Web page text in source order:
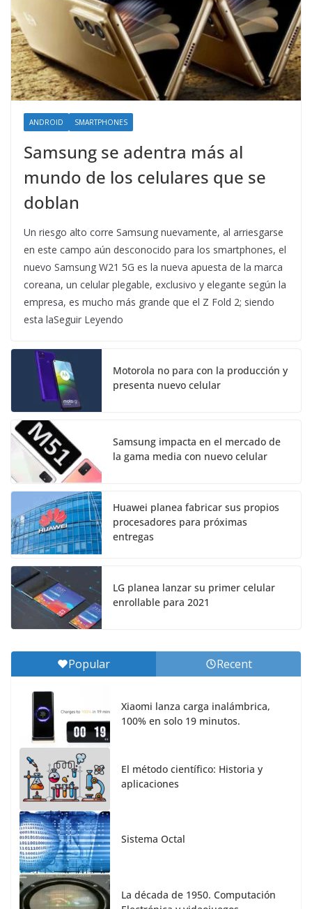
ANDROID SMARTPHONES
Samsung se adentra más al
mundo de los celulares que se
doblan
Un riesgo alto corre Samsung nuevamente, al arriesgarse
en este campo aún desconocido para los smartphones, el
nuevo Samsung W21 5G es la nueva apuesta de la marca
coreana, un celular plegable, exclusivo y elegante según la
empresa, es mucho más grande que el Z Fold 2; siendo
esta laSeguir Leyendo
Motorola no para con la producción y
presenta nuevo celular
Samsung impacta en el mercado de
la gama media con nuevo celular
Huawei planea fabricar sus propios
procesadores para próximas
entregas
LG planea lanzar su primer celular
enrollable para 2021
Popular Recent
Xiaomi lanza carga inalámbrica,
100% en solo 19 minutos.
El método científico: Historia y
aplicaciones
Sistema Octal
La década de 1950. Computación